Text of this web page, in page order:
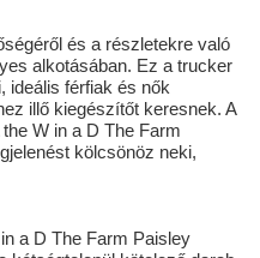
és a részletekre való
alkotásában. Ez a trucker
ideális férfiak és nők
illő kiegészítőt keresnek. A
W in a D The Farm
kölcsönöz neki,
a D The Farm Paisley